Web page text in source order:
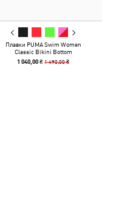
Плавки PUMA Swim Women
Classic Bikini Bottom
1 040,00 ₴1 490,00 ₴